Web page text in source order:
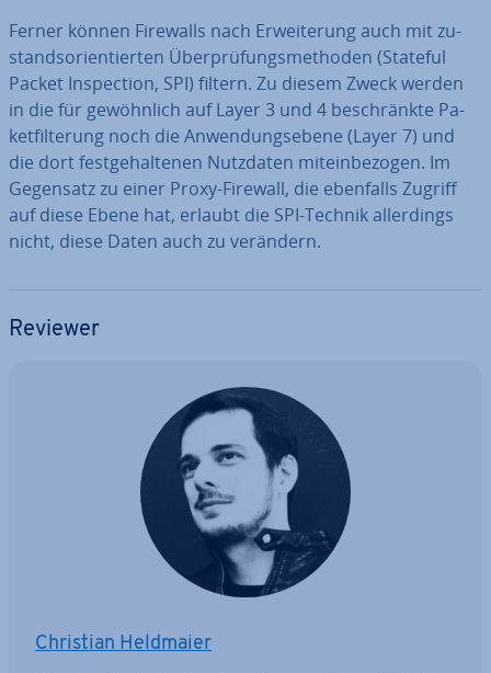
Ferner können Firewalls nach Er­wei­te­rung auch mit zu­
stands­ori­en­tier­ten Über­prü­fungs­me­tho­den (Stateful
Packet In­spec­tion, SPI) filtern. Zu diesem Zweck werden
in die für ge­wöhn­lich auf Layer 3 und 4 be­schränk­te Pa­
ket­fil­te­rung noch die An­wen­dungs­ebe­ne (Layer 7) und
die dort fest­ge­hal­te­nen Nutzdaten mit­ein­be­zo­gen. Im
Gegensatz zu einer Proxy-Firewall, die ebenfalls Zugriff
auf diese Ebene hat, erlaubt die SPI-Technik al­ler­dings
nicht, diese Daten auch zu verändern.
Reviewer
Christian Heldmaier